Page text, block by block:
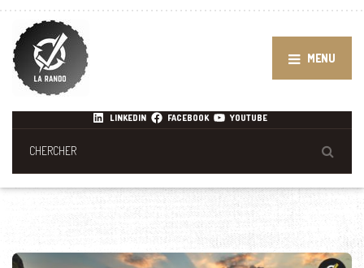
MENU
LINKEDIN FACEBOOK YOUTUBE